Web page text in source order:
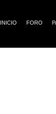
INICIO FORO